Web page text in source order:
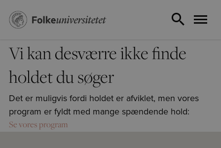
Vi kan desværre ikke finde
holdet du søger
Det er muligvis fordi holdet er afviklet, men vores
program er fyldt med mange spændende hold:
Se vores program